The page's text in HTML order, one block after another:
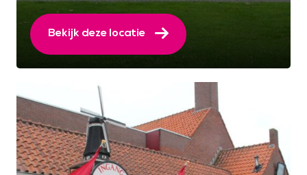
Bekijk deze locatie